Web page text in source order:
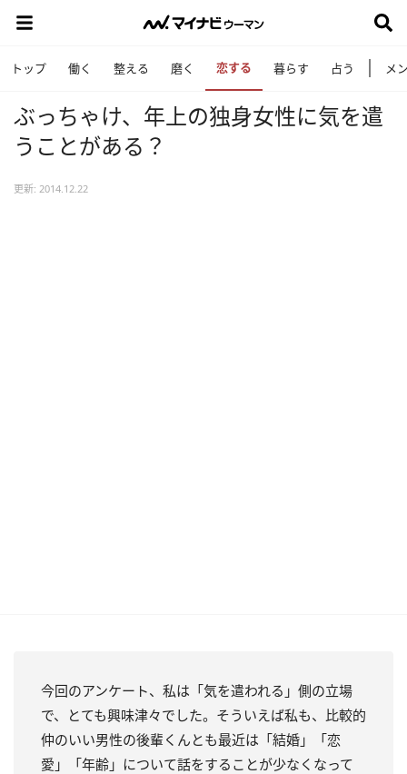
トップ 働く 整える 磨く 恋する 暮らす 占う メ
ぶっちゃけ、年上の独身女性に気を遣
うことがある？
更新: 2014.12.22
今回のアンケート、私は「気を遣われる」側の立場
で、とても興味津々でした。そういえば私も、比較的
仲のいい男性の後輩くんとも最近は「結婚」「恋
愛」「年齢」について話をすることが少なくなって